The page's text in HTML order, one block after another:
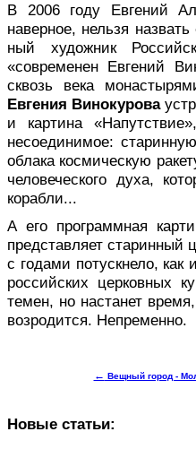
В 2006 году Евгений
наверное, нельзя назвать
ный художник
«современен Евгений
сквозь века
Евгения Винокурова
и картина
несоединимое:
облака космическую
человеческого духа,
корабли...
А его программная
представляет старинный
с годами потускнело,
российских церков­ных
темен, но настанет
возродится. Не­пременно.
← Вещный город -
Новые статьи: